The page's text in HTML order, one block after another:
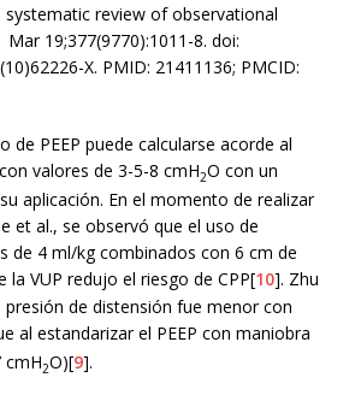
review of observational
19;377(9770):1011-8. doi:
X. PMID: 21411136; PMCID:
de PEEP puede calcularse acorde al
valores de 3-5-8 cmH2O con un
aplicación. En el momento de realizar
et al., se observó que el uso de
de 4 ml/kg combinados con 6 cm de
la VUP redujo el riesgo de CPP[10]. Zhu
de distensión fue menor con
al estandarizar el PEEP con maniobra
cmH2O)[9].